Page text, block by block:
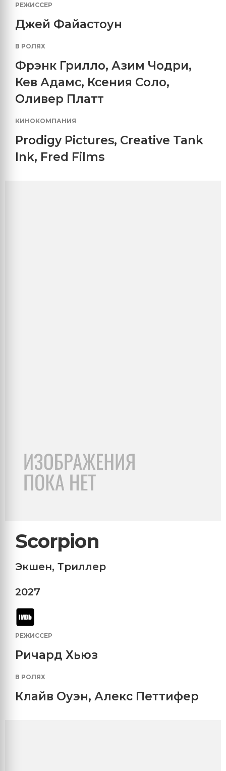
РЕЖИССЕР
Джей Файастоун
В РОЛЯХ
Фрэнк Грилло, Азим Чодри,
Кев Адамс, Ксения Соло,
Оливер Платт
КИНОКОМПАНИЯ
Prodigy Pictures, Creative Tank
Ink, Fred Films
Scorpion
Экшен, Триллер
2027
РЕЖИССЕР
Ричард Хьюз
В РОЛЯХ
Клайв Оуэн, Алекс Петтифер